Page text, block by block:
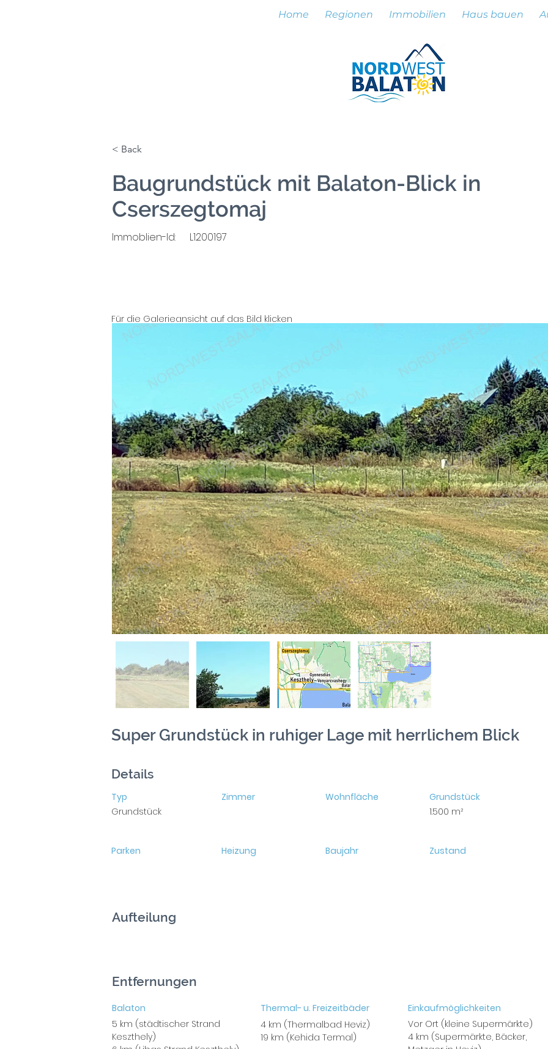
Home Regionen Immobilien Haus bauen
< Back
Baugrundstück mit Balaton-Blick in
Cserszegtomaj
Immoblien-Id: L1200197
Für die Galerieansicht auf das Bild klicken
Super Grundstück in ruhiger Lage mit herrlichem Blick
Aufteilung
Entfernungen
Balaton
5 km (städtischer Strand
Keszthely)
Thermal- u. Freizeitbäder
4 km (Thermalbad Heviz)
19 km (Kehida Termal)
Einkaufmöglichkeiten
Vor Ort (kleine Supermärkte)
4 km (Supermärkte, Bäcker,
Details
Typ
Grundstück
Zimmer Wohnfläche
Grundstück
1.500 m²
Parken Heizung Baujahr Zustand